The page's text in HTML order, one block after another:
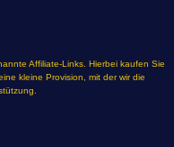
Affiliate-Links. Hierbei kaufen Sie
kleine Provision, mit der wir die